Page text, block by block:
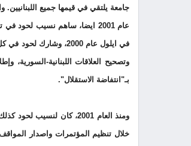
جامعة يلتقي في قيمها جميع اللبنانيين.
عام 2001 ايضا، ساهم نسيب
في ايلول عام 2000،
وتصحيح العلاقات اللبنانية-السورية،
بـ"انتفاضة الاستقلال".
ومنذ العام 2001، كان
خلال تنظيم المؤتمرات واصدار المواقف